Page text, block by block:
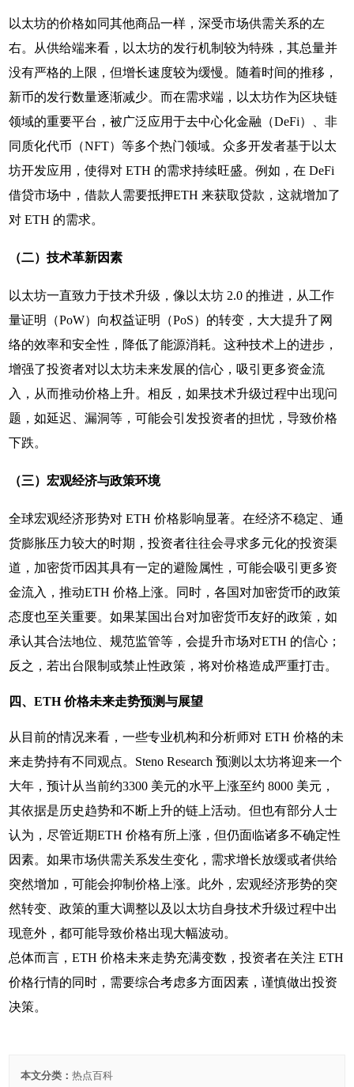
以太坊的价格如同其他商品一样，深受市场供需关系的左
右。从供给端来看，以太坊的发行机制较为特殊，其总量并
没有严格的上限，但增长速度较为缓慢。随着时间的推移，
新币的发行数量逐渐减少。而在需求端，以太坊作为区块链
领域的重要平台，被广泛应用于去中心化金融（DeFi）、非
同质化代币（NFT）等多个热门领域。众多开发者基于以太
坊开发应用，使得对 ETH 的需求持续旺盛。例如，在 DeFi
借贷市场中，借款人需要抵押ETH 来获取贷款，这就增加了
对 ETH 的需求。
（二）技术革新因素
以太坊一直致力于技术升级，像以太坊 2.0 的推进，从工作
量证明（PoW）向权益证明（PoS）的转变，大大提升了网
络的效率和安全性，降低了能源消耗。这种技术上的进步，
增强了投资者对以太坊未来发展的信心，吸引更多资金流
入，从而推动价格上升。相反，如果技术升级过程中出现问
题，如延迟、漏洞等，可能会引发投资者的担忧，导致价格
下跌。
（三）宏观经济与政策环境
全球宏观经济形势对 ETH 价格影响显著。在经济不稳定、通
货膨胀压力较大的时期，投资者往往会寻求多元化的投资渠
道，加密货币因其具有一定的避险属性，可能会吸引更多资
金流入，推动ETH 价格上涨。同时，各国对加密货币的政策
态度也至关重要。如果某国出台对加密货币友好的政策，如
承认其合法地位、规范监管等，会提升市场对ETH 的信心；
反之，若出台限制或禁止性政策，将对价格造成严重打击。
四、ETH 价格未来走势预测与展望
从目前的情况来看，一些专业机构和分析师对 ETH 价格的未
来走势持有不同观点。Steno Research 预测以太坊将迎来一个
大年，预计从当前约3300 美元的水平上涨至约 8000 美元，
其依据是历史趋势和不断上升的链上活动。但也有部分人士
认为，尽管近期ETH 价格有所上涨，但仍面临诸多不确定性
因素。如果市场供需关系发生变化，需求增长放缓或者供给
突然增加，可能会抑制价格上涨。此外，宏观经济形势的突
然转变、政策的重大调整以及以太坊自身技术升级过程中出
现意外，都可能导致价格出现大幅波动。
总体而言，ETH 价格未来走势充满变数，投资者在关注 ETH
价格行情的同时，需要综合考虑多方面因素，谨慎做出投资
决策。
本文分类： 热点百科